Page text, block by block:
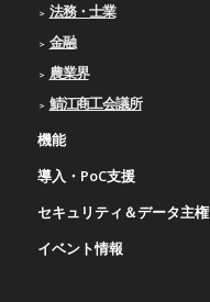
法務・士業
金融
農業界
鯖江商工会議所
機能
導入・PoC支援
セキュリティ＆データ主権
イベント情報